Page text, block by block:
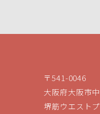
〒541-0046
大阪府大阪市
堺筋ウエスト